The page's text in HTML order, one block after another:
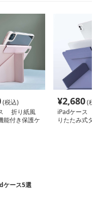
(税込)
折り紙風
能付き保護ケ
¥2,680(税
iPadケース
りたたみ式タ
ケース5選